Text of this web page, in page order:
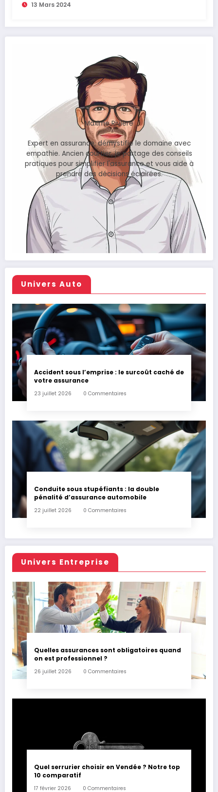
13 Mars 2024
Maxime Rivière
Expert en assurance, démystifie le domaine avec
empathie. Ancien courtier, je partage des conseils
pratiques pour simplifier l'assurance et vous aide à
prendre des décisions éclairées.
Univers Auto
Accident sous l’emprise : le surcoût caché de
votre assurance
23 juillet 2026 0 Commentaires
Conduite sous stupéfiants : la double
pénalité d’assurance automobile
22 juillet 2026 0 Commentaires
Univers Entreprise
Quelles assurances sont obligatoires quand
on est professionnel ?
26 juillet 2026 0 Commentaires
Quel serrurier choisir en Vendée ? Notre top
10 comparatif
17 février 2026 0 Commentaires